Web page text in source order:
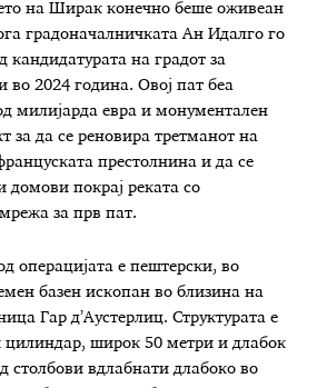
на Ширак конечно беше оживеан
градоначалничката Ан Идалго го
кандидатурата на градот за
во 2024 година. Овој пат беа
милијарда евра и монументален
за да се реновира третманот на
престолнина и да се
домови покрај реката со
за прв пат.
операцијата е пештерски, во
базен ископан во близина на
Гар д’Аустерлиц. Структурата е
цилиндар, широк 50 метри и длабок
столбови вдлабнати длабоко во